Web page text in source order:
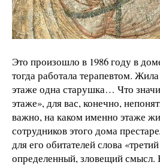
Это произошло в 1986 году в
тогда работала терапевтом.
этаже одна старушка… Что
этаже», для вас, конечно,
важно, на каком именно этаже
сотрудников этого дома
для его обитателей слова
определенный, зловещий смысл.